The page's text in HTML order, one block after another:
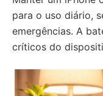
para o uso diário,
emergências. A
críticos do